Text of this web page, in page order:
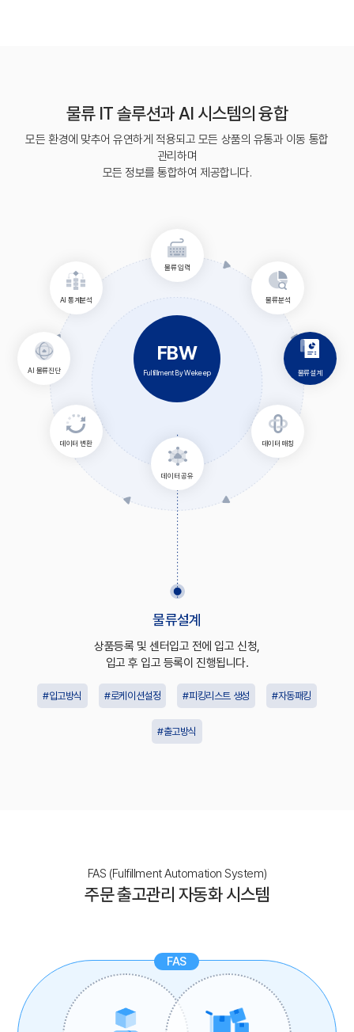
물류 IT 솔루션과 AI 시스템의 융합
모든 환경에 맞추어 유연하게 적용되고 모든 상품의 유통과 이동 통합
관리하며
모든 정보를 통합하여 제공합니다.
물류 입력
물류분석
물류설계
데이터 매칭
데이터 공유
데이터 변환
AI 물류진단
AI 통계분석
FBW
Fulfillment By Wekeep
물류설계
상품등록 및 센터입고 전에 입고 신청,
입고 후 입고 등록이 진행됩니다.
#입고방식 #로케이션설정 #피킹리스트 생성 #자동패킹
#출고방식
FAS (Fulfillment Automation System)
주문 출고관리 자동화 시스템